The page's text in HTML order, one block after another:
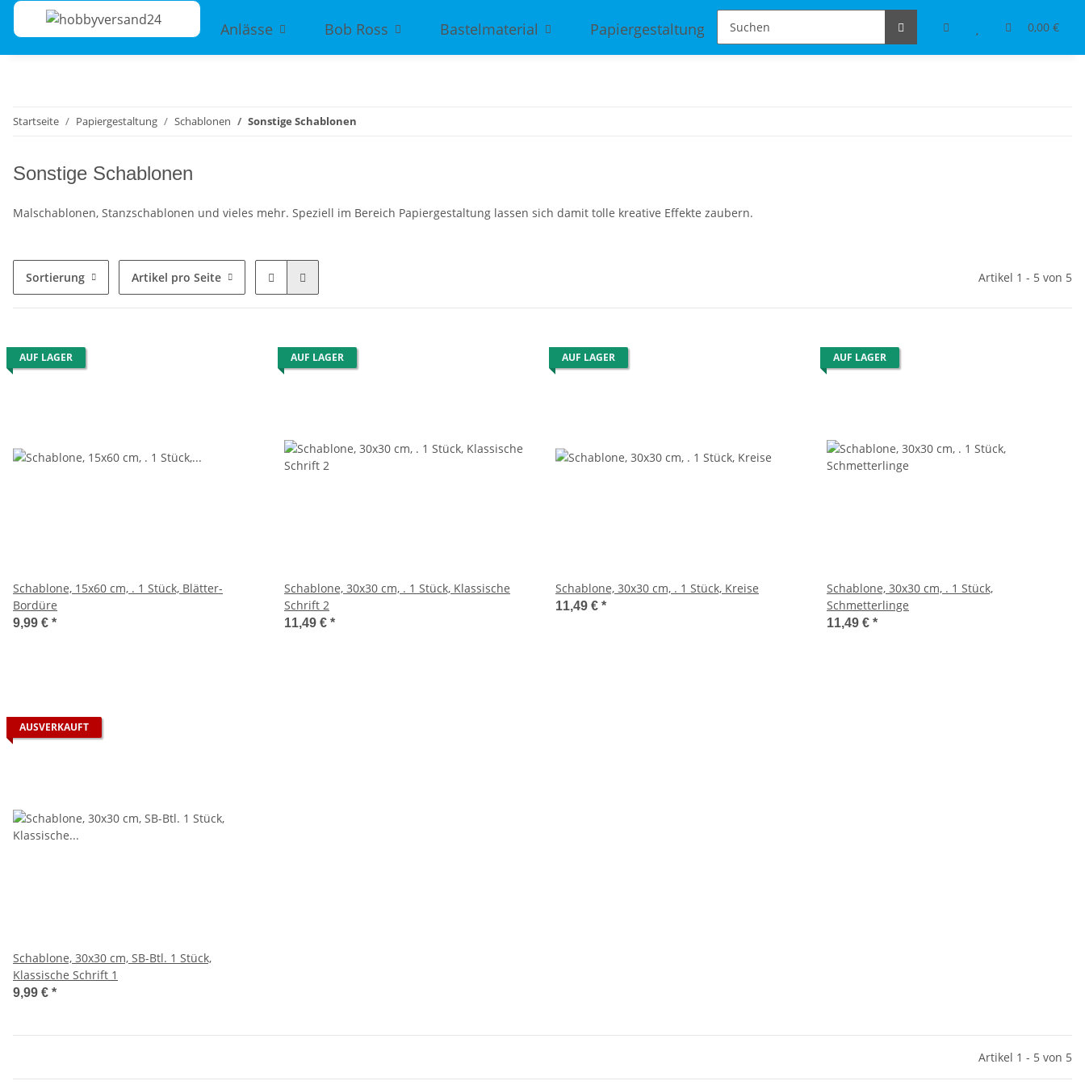
0,00 €
Anlässe Bob Ross Bastelmaterial Papiergestaltung Schmuckdesign Tischdeko & Accessoires
Startseite Papiergestaltung Schablonen Sonstige Schablonen
Sonstige Schablonen
Malschablonen, Stanzschablonen und vieles mehr. Speziell im Bereich Papiergestaltung lassen sich damit tolle kreative Effekte zaubern.
Sortierung Artikel pro Seite Artikel 1 - 5 von 5
AUF LAGER
Schablone, 15x60 cm, . 1 Stück, Blätter-
Bordüre
9,99 € *
AUF LAGER
Schablone, 30x30 cm, . 1 Stück, Klassische
Schrift 2
11,49 € *
AUF LAGER
Schablone, 30x30 cm, . 1 Stück, Kreise
11,49 € *
AUF LAGER
Schablone, 30x30 cm, . 1 Stück,
Schmetterlinge
11,49 € *
AUSVERKAUFT
Schablone, 30x30 cm, SB-Btl. 1 Stück,
Klassische Schrift 1
9,99 € *
Artikel 1 - 5 von 5